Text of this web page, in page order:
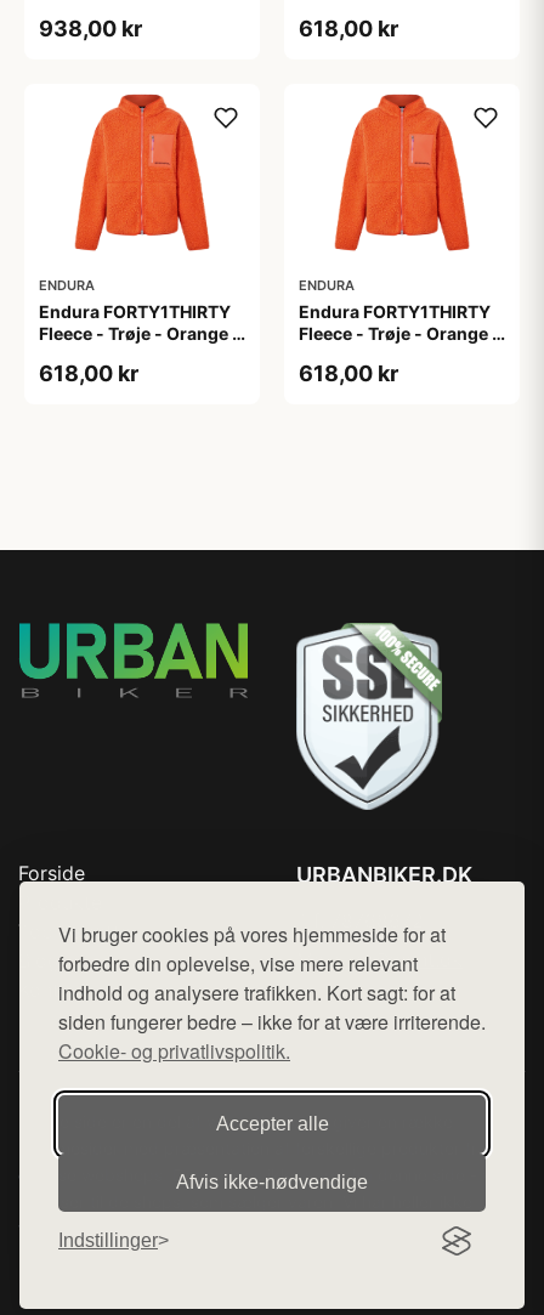
Vi bruger cookies på vores hjemmeside for at
forbedre din oplevelse, vise mere relevant
indhold og analysere trafikken. Kort sagt: for at
siden fungerer bedre – ikke for at være irriterende.
Cookie- og privatlivspolitik.
Accepter alle
Afvis ikke‑nødvendige
Indstillinger
938,00 kr 618,00 kr
ENDURA
Endura FORTY1THIRTY
Fleece - Trøje - Orange -
618,00 kr
ENDURA
Endura FORTY1THIRTY
Fleece - Trøje - Orange -
618,00 kr
Forside
Top Rabatter
Blog
Kontakt
URBANBIKER.DK
Mail: hej@want.dk
Cookie- og privatlivspolitik
Denne side er en del af want.dk, der udgiver en række
hjemmesider med præsentation af forskellige produkter fra
diverse webshops. Der sælges ikke varer fra denne side - vi
varerne på lager.